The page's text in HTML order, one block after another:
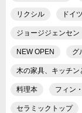
リクシル ドイ
ジョージジェンセン
NEW OPEN グ
木の家具、キッチン
料理本 フィン
セラミックトップ